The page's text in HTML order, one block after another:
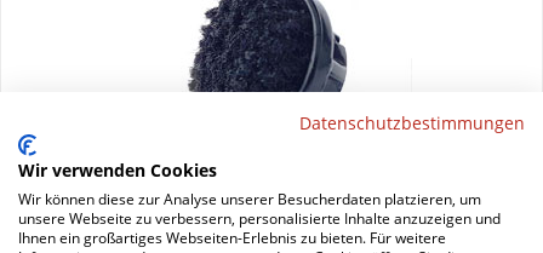
Datenschutzbestimmungen
Wir verwenden Cookies
Wir können diese zur Analyse unserer Besucherdaten platzieren, um
unsere Webseite zu verbessern, personalisierte Inhalte anzuzeigen und
Ihnen ein großartiges Webseiten-Erlebnis zu bieten. Für weitere